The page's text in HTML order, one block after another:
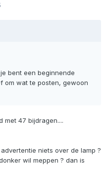
bent een beginnende
om wat te posten, gewoon
met 47 bijdragen....
niets over de lamp ?
wil meppen ? dan is